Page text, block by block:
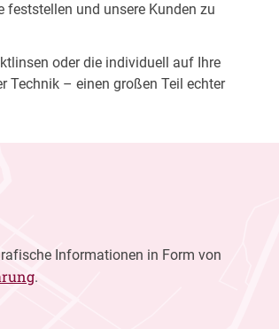
und unsere Kunden zu
oder die individuell auf Ihre
Technik – einen großen Teil echter
Informationen in Form von
.